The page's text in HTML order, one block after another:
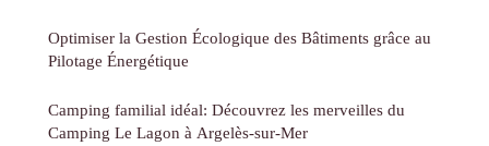
Optimiser la Gestion Écologique des Bâtiments grâce au
Pilotage Énergétique
Camping familial idéal: Découvrez les merveilles du
Camping Le Lagon à Argelès-sur-Mer